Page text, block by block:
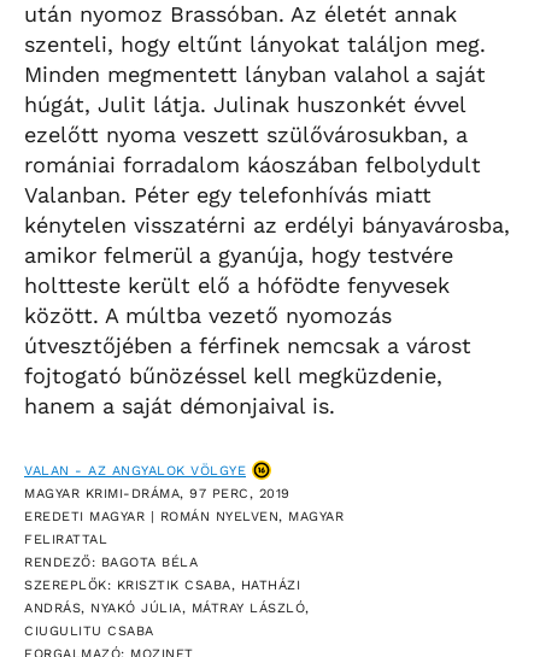
után nyomoz Brassóban. Az életét annak
szenteli, hogy eltűnt lányokat találjon meg.
Minden megmentett lányban valahol a saját
húgát, Julit látja. Julinak huszonkét évvel
ezelőtt nyoma veszett szülővárosukban, a
romániai forradalom káoszában felbolydult
Valanban. Péter egy telefonhívás miatt
kénytelen visszatérni az erdélyi bányavárosba,
amikor felmerül a gyanúja, hogy testvére
holtteste került elő a hófödte fenyvesek
között. A múltba vezető nyomozás
útvesztőjében a férfinek nemcsak a várost
fojtogató bűnözéssel kell megküzdenie,
hanem a saját démonjaival is.
VALAN - AZ ANGYALOK VÖLGYE
MAGYAR KRIMI-DRÁMA, 97 PERC, 2019
EREDETI MAGYAR | ROMÁN NYELVEN, MAGYAR
FELIRATTAL
RENDEZŐ: BAGOTA BÉLA
SZEREPLŐK: KRISZTIK CSABA, HATHÁZI
ANDRÁS, NYAKÓ JÚLIA, MÁTRAY LÁSZLÓ,
CIUGULITU CSABA
FORGALMAZÓ: MOZINET